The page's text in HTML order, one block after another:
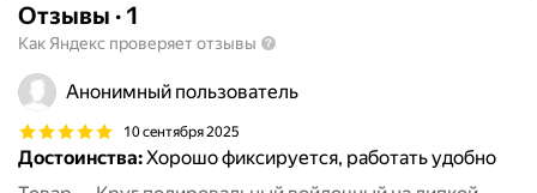
Отзывы · 1
Как Яндекс проверяет отзывы
Анонимный пользователь
10 сентября 2025
Достоинства:Хорошо фиксируется, работать удобно